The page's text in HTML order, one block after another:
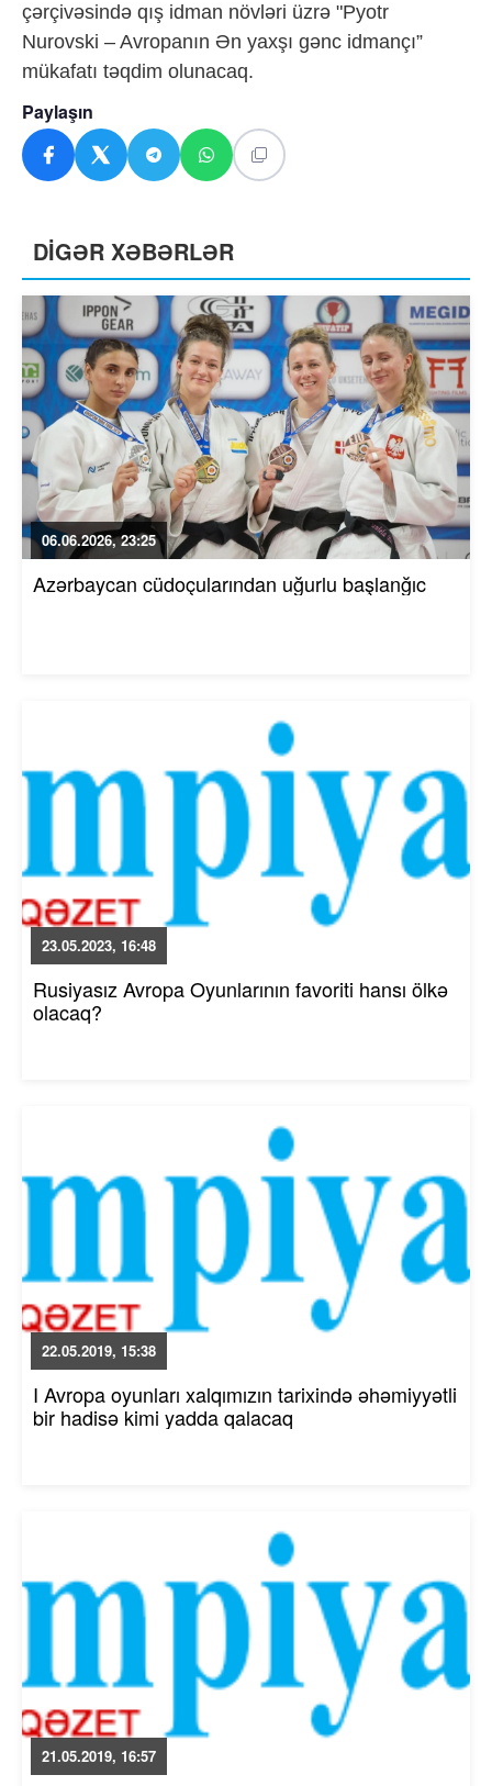
çərçivəsində qış idman növləri üzrə "Pyotr
Nurovski – Avropanın Ən yaxşı gənc idmançı”
mükafatı təqdim olunacaq.
Paylaşın
DİGƏR XƏBƏRLƏR
06.06.2026, 23:25
Azərbaycan cüdoçularından uğurlu başlanğıc
23.05.2023, 16:48
Rusiyasız Avropa Oyunlarının favoriti hansı ölkə
olacaq?
22.05.2019, 15:38
I Avropa oyunları xalqımızın tarixində əhəmiyyətli
bir hadisə kimi yadda qalacaq
21.05.2019, 16:57